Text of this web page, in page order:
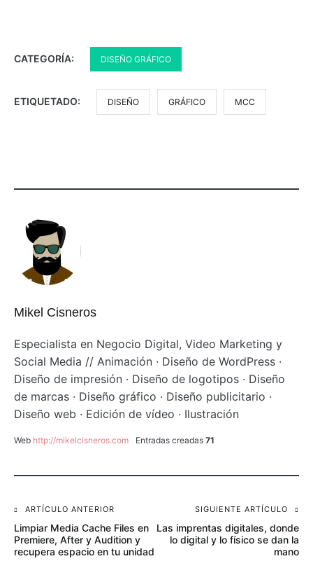
CATEGORÍA: DISEÑO GRÁFICO
ETIQUETADO: DISEÑO GRÁFICO MCC
Mikel Cisneros
Especialista en Negocio Digital, Video Marketing y
Social Media // Animación · Diseño de WordPress ·
Diseño de impresión · Diseño de logotipos · Diseño
de marcas · Diseño gráfico · Diseño publicitario ·
Diseño web · Edición de vídeo · Ilustración
Web http://mikelcisneros.com Entradas creadas 71
Navegación
de
entradas
ARTÍCULO ANTERIOR
Limpiar Media Cache Files en
Premiere, After y Audition y
recupera espacio en tu unidad
SIGUIENTE ARTÍCULO
Las imprentas digitales, donde
lo digital y lo físico se dan la
mano